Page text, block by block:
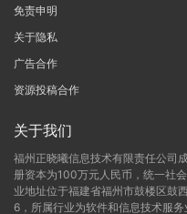
免责申明
关于隐私
广告合作
资源投稿合作
关于我们
福州正晓曦信息技术有限责任公司
册资本为100万元人民币，统一社
业地址位于福建省福州市鼓楼区鼓
6，所属行业为软件和信息技术服